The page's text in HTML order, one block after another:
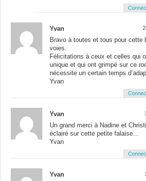
Yvan
Bravo à toutes et tous pour cette
voies.
Félicitations à ceux et celles qui
unique et qui ont grimpé sur ce
nécessite un certain temps
Yvan
Yvan
Un grand merci à Nadine et
éclairé sur cette petite falaise…
Yvan
Yvan